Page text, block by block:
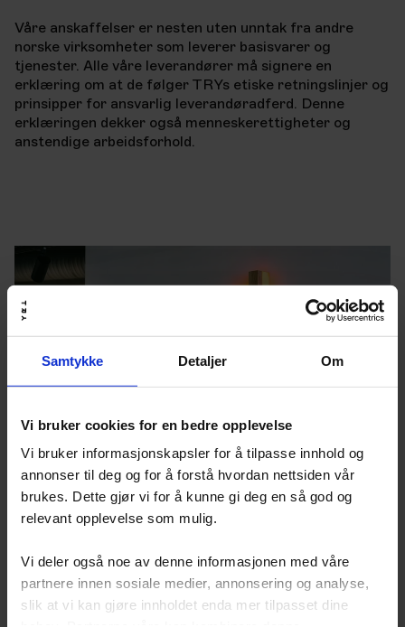
Samtykke Detaljer Om
Vi bruker cookies for en bedre opplevelse
Vi bruker informasjonskapsler for å tilpasse innhold og
annonser til deg og for å forstå hvordan nettsiden vår
brukes. Dette gjør vi for å kunne gi deg en så god og
relevant opplevelse som mulig.
Vi deler også noe av denne informasjonen med våre
partnere innen sosiale medier, annonsering og analyse,
slik at vi kan gjøre innholdet enda mer tilpasset dine
Våre anskaffelser er nesten uten unntak fra andre
norske virksomheter som leverer basisvarer og
tjenester. Alle våre leverandører må signere en
erklæring om at de følger TRYs etiske retningslinjer og
prinsipper for ansvarlig leverandøradferd. Denne
erklæringen dekker også menneskerettigheter og
anstendige arbeidsforhold.
Vi har etablert følgende retningslinjer og
rutiner for å håndtere faktiske og mulige
negative konsekvenser for grunnleggende